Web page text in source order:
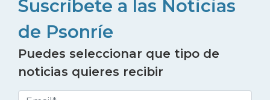
Suscríbete a las Noticias
de Psonríe
Puedes seleccionar que tipo de
noticias quieres recibir